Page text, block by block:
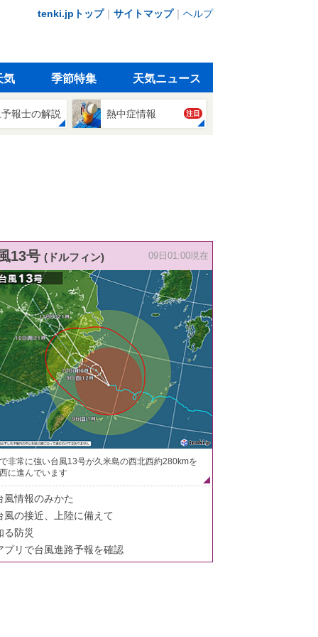
tenki.jpトップ｜ サイトマップ｜ ヘルプ
気 季節特集 天気ニュース
報士の解説 熱中症情報 注目
13号 (ドルフィン) 09日01:00現在
非常に強い台風13号が久米島の西北西約280kmを
に進んでいます
風情報のみかた
風の接近、上陸に備えて
る防災
プリで台風進路予報を確認